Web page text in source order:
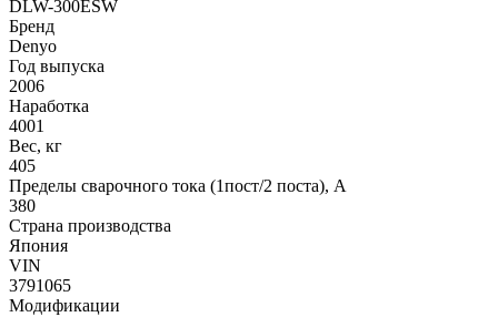
DLW-300ESW
Бренд
Denyo
Год выпуска
2006
Наработка
4001
Вес, кг
405
Пределы сварочного тока (1пост/2 поста), А
380
Страна производства
Япония
VIN
3791065
Модификации